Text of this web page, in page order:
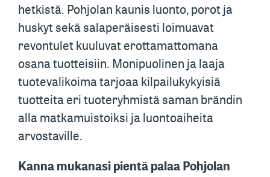
hetkistä. Pohjolan kaunis luonto, porot ja
huskyt sekä salaperäisesti loimuavat
revontulet kuuluvat erottamattomana
osana tuotteisiin. Monipuolinen ja laaja
tuotevalikoima tarjoaa kilpailukykyisiä
tuotteita eri tuoteryhmistä saman brändin
alla matkamuistoiksi ja luontoaiheita
arvostaville.
Kanna mukanasi pientä palaa Pohjolan